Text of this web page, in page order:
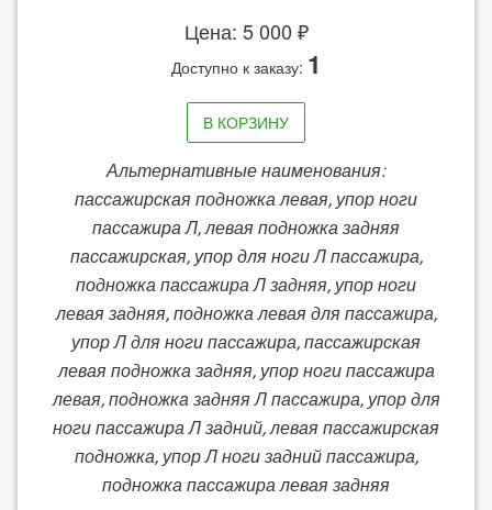
Цена: 5 000 ₽
Доступно к заказу: 1
В КОРЗИНУ
Альтернативные наименования:
пассажирская подножка левая, упор ноги
пассажира Л, левая подножка задняя
пассажирская, упор для ноги Л пассажира,
подножка пассажира Л задняя, упор ноги
левая задняя, подножка левая для пассажира,
упор Л для ноги пассажира, пассажирская
левая подножка задняя, упор ноги пассажира
левая, подножка задняя Л пассажира, упор для
ноги пассажира Л задний, левая пассажирская
подножка, упор Л ноги задний пассажира,
подножка пассажира левая задняя